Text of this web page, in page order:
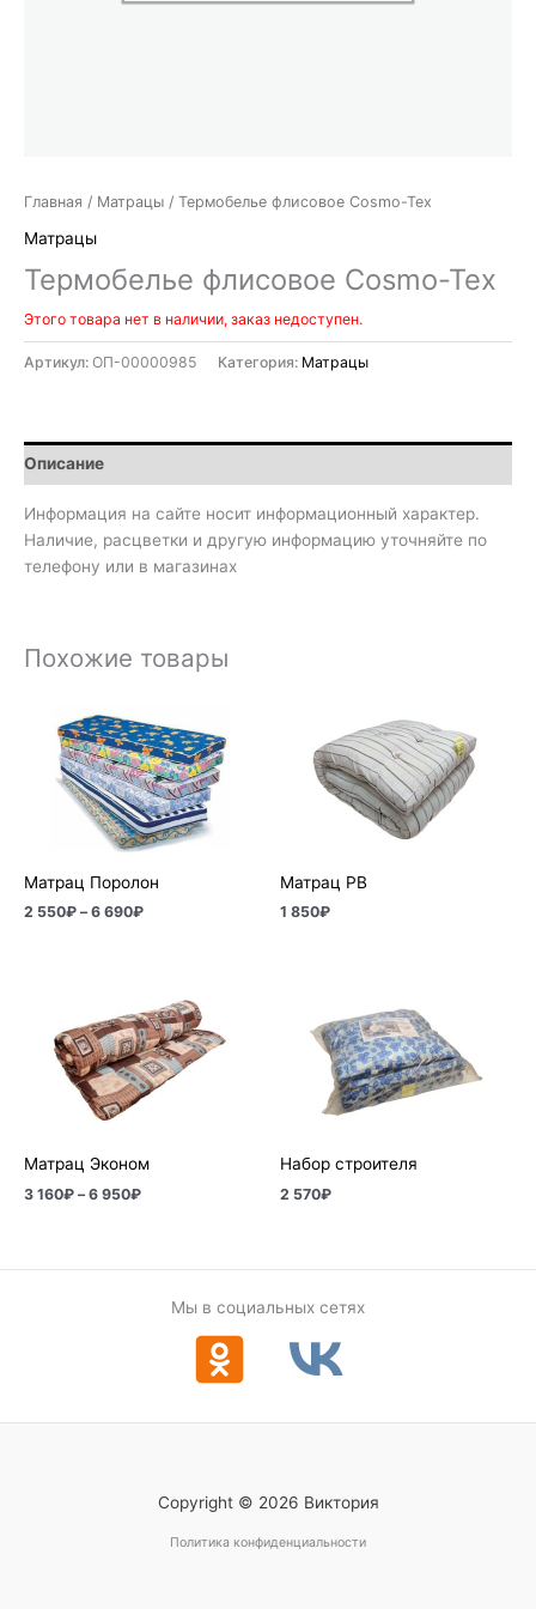
Главная / Матрацы / Термобелье флисовое Cosmo-Tex
Матрацы
Термобелье флисовое Cosmo-Tex
Этого товара нет в наличии, заказ недоступен.
Артикул: ОП-00000985 Категория: Матрацы
Описание
Информация на сайте носит информационный характер.
Наличие, расцветки и другую информацию уточняйте по
телефону или в магазинах
Похожие товары
Матрац Поролон
2 550₽ – 6 690₽
2
550₽
–
6
690₽
Матрац РВ
1 850₽
Матрац Эконом
3 160₽ – 6 950₽
3
160₽
–
6
950₽
Набор строителя
2 570₽
Мы в социальных сетях
Copyright © 2026 Виктория
Политика конфиденциальности